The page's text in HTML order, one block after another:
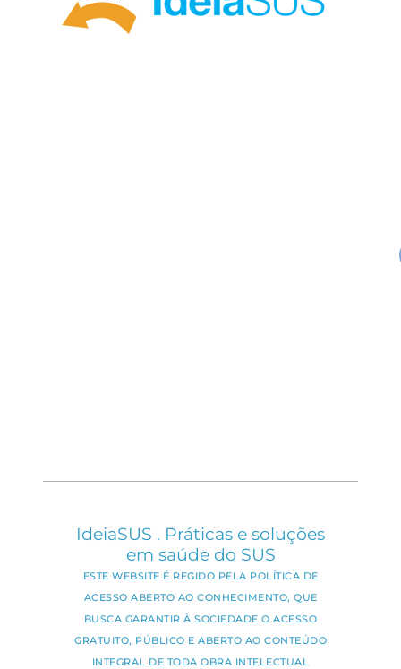
IdeiaSUS . Práticas e soluções
em saúde do SUS
ESTE WEBSITE É REGIDO PELA POLÍTICA DE
ACESSO ABERTO AO CONHECIMENTO, QUE
BUSCA GARANTIR À SOCIEDADE O ACESSO
GRATUITO, PÚBLICO E ABERTO AO CONTEÚDO
INTEGRAL DE TODA OBRA INTELECTUAL